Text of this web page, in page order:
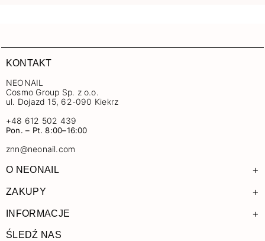
KONTAKT
NEONAIL
Cosmo Group Sp. z o.o.
ul. Dojazd 15, 62-090 Kiekrz
+48 612 502 439
Pon. – Pt. 8:00–16:00
znn@neonail.com
O NEONAIL +
ZAKUPY +
INFORMACJE +
ŚLEDŹ NAS